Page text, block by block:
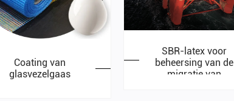
Coating van
glasvezelgaas
SBR-latex voor
beheersing van de
migratie van